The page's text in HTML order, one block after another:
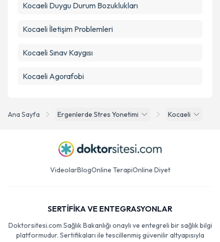
Ana Sayfa Ergenlerde Stres Yonetimi Kocaeli
Kocaeli Duygu Durum Bozuklukları
Kocaeli İletişim Problemleri
Kocaeli Sınav Kaygısı
Kocaeli Agorafobi
VideolarBlogOnline TerapiOnline Diyet
SERTİFİKA VE ENTEGRASYONLAR
Doktorsitesi.com Sağlık Bakanlığı onaylı ve entegreli bir sağlık bilgi
platformudur. Sertifikaları ile tescillenmiş güvenilir altyapısıyla